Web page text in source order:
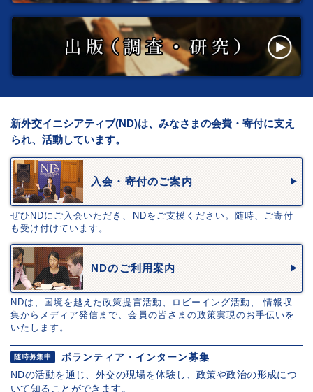
新外交イニシアティブ(ND)は、みなさまの会費・寄付に支え
られ、活動しています。
入会・寄付のご案内
ぜひNDにご入会いただき、NDをご支援ください。随時、ご寄付
も受け付けています。
NDのご利用案内
NDは、国境を越えた政策提言活動、ロビーイング活動、 情報収
集からメディア発信まで、会員の皆さまの政策実現のお手伝いを
いたします。
随時募集中
ボランティア・インターン募集
NDの活動を通じ、外交の現場を体験し、政策や政治の形成につ
いて知ることができます。